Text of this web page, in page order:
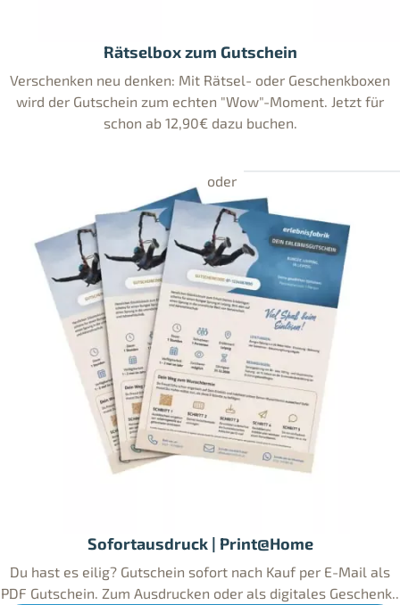
Rätselbox zum Gutschein
Verschenken neu denken: Mit Rätsel- oder Geschenkboxen
wird der Gutschein zum echten "Wow"-Moment. Jetzt für
schon ab 12,90€ dazu buchen.
Sofortausdruck | Print@Home
Du hast es eilig? Gutschein sofort nach Kauf per E-Mail als
PDF Gutschein. Zum Ausdrucken oder als digitales Geschenk..